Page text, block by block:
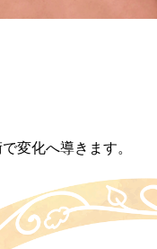
変化へ導きます。